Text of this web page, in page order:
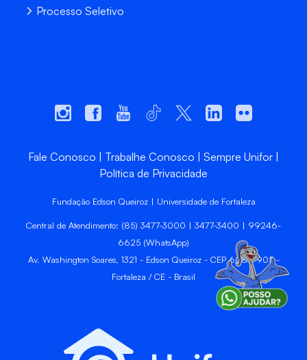
Processo Seletivo
Fale Conosco Trabalhe Conosco
Sempre Unifor
Política de Privacidade
Fundação Edson Queiroz | Universidade de Fortaleza
Central de Atendimento: (85) 3477-3000 | 3477-3400 | 99246-
6625 (WhatsApp)
Av. Washington Soares, 1321 - Edson Queiroz - CEP 60811-905 -
Fortaleza / CE - Brasil